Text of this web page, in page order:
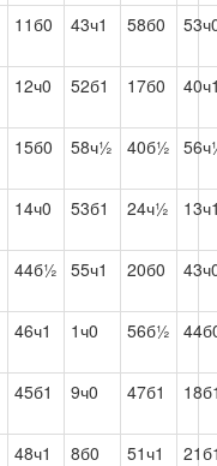
11б0 43ч1 58б0
12ч0 52б1 17б0
15б0 58ч½ 40б½
14ч0 53б1 24ч½
44б½ 55ч1 20б0
46ч1 1ч0 56б½
45б1 9ч0 47б1
48ч1 8б0 51ч1